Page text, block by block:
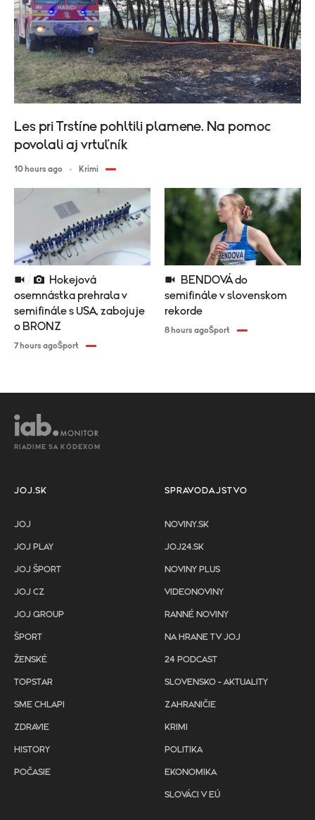
osemnástka prehrala v
semifinále s USA, zabojuje
o BRONZ
7 hours agoŠport
semifinále v slovenskom
rekorde
8 hours agoŠport
Les pri Trstíne pohltili plamene. Na pomoc
povolali aj vrtuľník
10 hours ago Krimi
RIADIME SA KÓDEXOM
JOJ.SK
JOJ
JOJ PLAY
JOJ ŠPORT
JOJ CZ
JOJ GROUP
ŠPORT
ŽENSKÉ
TOPSTAR
SME CHLAPI
ZDRAVIE
HISTORY
POČASIE
SPRAVODAJSTVO
NOVINY.SK
JOJ24.SK
NOVINY PLUS
VIDEONOVINY
RANNÉ NOVINY
NA HRANE TV JOJ
24 PODCAST
SLOVENSKO - AKTUALITY
ZAHRANIČIE
KRIMI
POLITIKA
EKONOMIKA
SLOVÁCI V EÚ